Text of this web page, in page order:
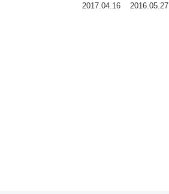
2017.04.16 2016.05.27